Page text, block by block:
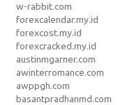
w-rabbit.com
forexcalendar.my.id
forexcost.my.id
forexcracked.my.id
austinmgarner.com
awinterromance.com
awppgh.com
basantpradhanmd.com